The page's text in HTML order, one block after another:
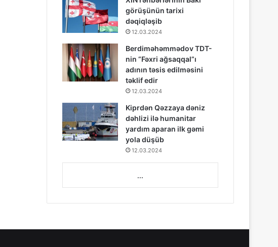
görüşünün tarixi
dəqiqləşib
12.03.2024
Berdiməhəmmədov TDT-
nin “Fəxri ağsaqqal”ı
adının təsis edilməsini
təklif edir
12.03.2024
Kiprdən Qəzzaya dəniz
dəhlizi ilə humanitar
yardım aparan ilk gəmi
yola düşüb
12.03.2024
...